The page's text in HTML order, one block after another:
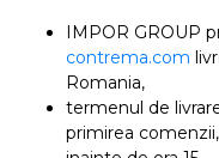
IMPOR GROUP
contrema.com
Romania,
termenul de
primirea